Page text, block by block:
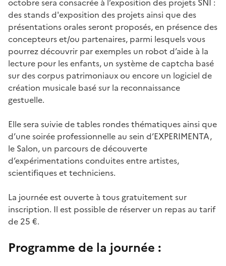
des stands d'exposition des projets ainsi que des
présentations orales seront proposés, en présence des
concepteurs et/ou partenaires, parmi lesquels vous
pourrez découvrir par exemples un robot d’aide à la
lecture pour les enfants, un système de captcha basé
sur des corpus patrimoniaux ou encore un logiciel de
création musicale basé sur la reconnaissance
gestuelle.
Elle sera suivie de tables rondes thématiques ainsi que
d’une soirée professionnelle au sein d’EXPERIMENTA,
le Salon, un parcours de découverte
d’expérimentations conduites entre artistes,
scientifiques et techniciens.
La journée est ouverte à tous gratuitement sur
inscription. Il est possible de réserver un repas au tarif
de 25 €.
Programme de la journée :